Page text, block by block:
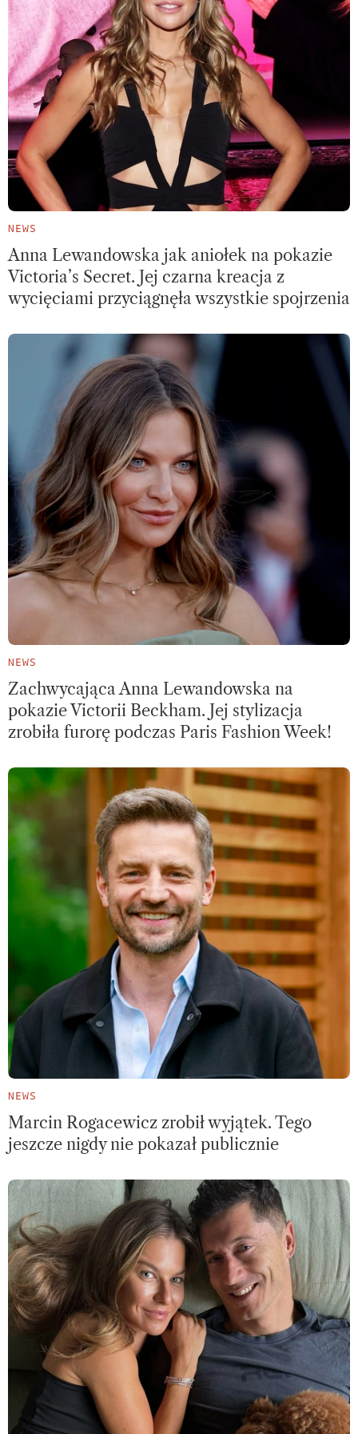
NEWS
Anna Lewandowska jak aniołek na pokazie
Victoria’s Secret. Jej czarna kreacja z
wycięciami przyciągnęła wszystkie spojrzenia
NEWS
Zachwycająca Anna Lewandowska na
pokazie Victorii Beckham. Jej stylizacja
zrobiła furorę podczas Paris Fashion Week!
NEWS
Marcin Rogacewicz zrobił wyjątek. Tego
jeszcze nigdy nie pokazał publicznie